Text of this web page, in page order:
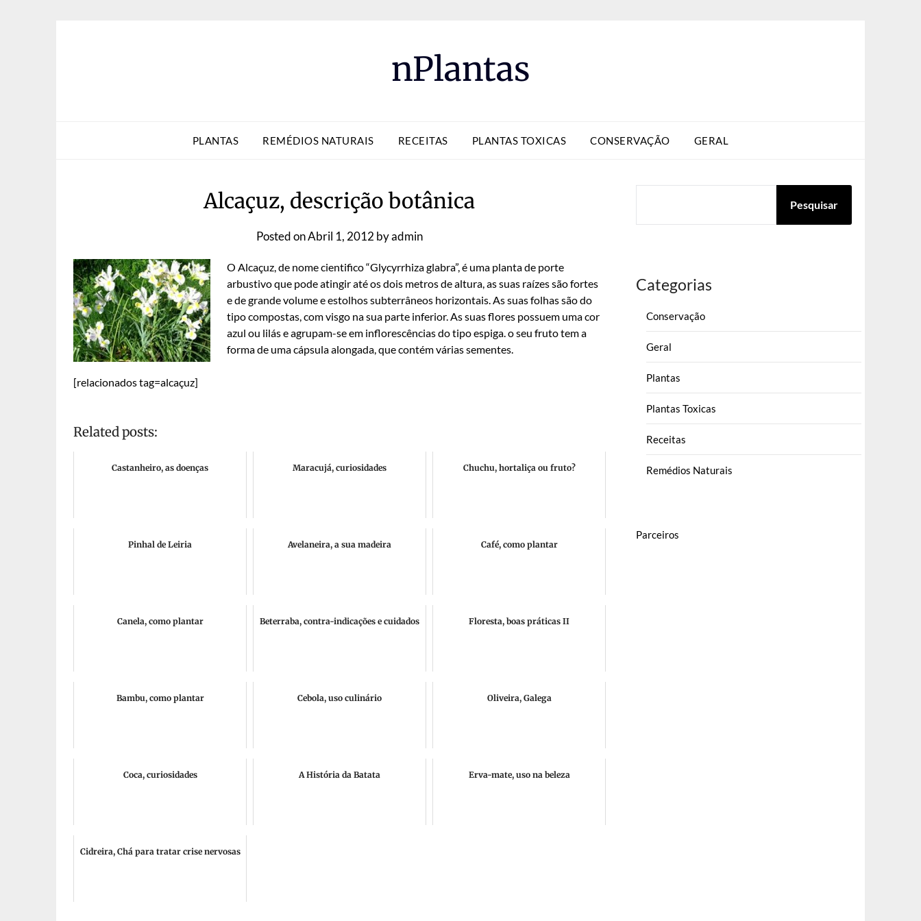
nPlantas
PLANTAS REMÉDIOS NATURAIS RECEITAS PLANTAS TOXICAS CONSERVAÇÃO GERAL
Alcaçuz, descrição botânica
Posted onAbril 1, 2012 byadmin
O Alcaçuz, de nome cientifico “Glycyrrhiza glabra”, é uma planta de porte
arbustivo que pode atingir até os dois metros de altura, as suas raízes são fortes
e de grande volume e estolhos subterrâneos horizontais. As suas folhas são do
tipo compostas, com visgo na sua parte inferior. As suas flores possuem uma cor
azul ou lilás e agrupam-se em inflorescências do tipo espiga. o seu fruto tem a
forma de uma cápsula alongada, que contém várias sementes.
[relacionados tag=alcaçuz]
Related posts:
Castanheiro, as doenças Maracujá, curiosidades Chuchu, hortaliça ou fruto?
Pinhal de Leiria Avelaneira, a sua madeira Café, como plantar
Canela, como plantar Beterraba, contra-indicações e cuidados Floresta, boas práticas II
Bambu, como plantar Cebola, uso culinário Oliveira, Galega
Coca, curiosidades A História da Batata Erva-mate, uso na beleza
Cidreira, Chá para tratar crise nervosas
Pesquisar
Categorias
Conservação
Geral
Plantas
Plantas Toxicas
Receitas
Remédios Naturais
Parceiros